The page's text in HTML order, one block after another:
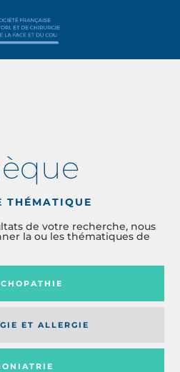
THÉMATIQUE
de votre recherche, nous
la ou les thématiques de
ET ALLERGIE